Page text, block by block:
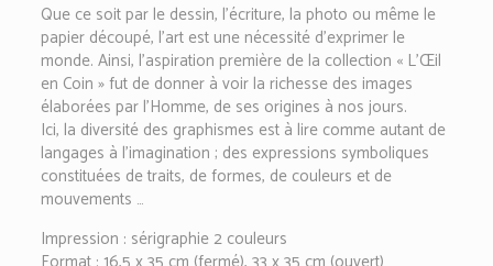
Que ce soit par le dessin, l’écriture, la photo ou même le
papier découpé, l’art est une nécessité d’exprimer le
monde. Ainsi, l’aspiration première de la collection « L’Œil
en Coin » fut de donner à voir la richesse des images
élaborées par l’Homme, de ses origines à nos jours.
Ici, la diversité des graphismes est à lire comme autant de
langages à l’imagination ; des expressions symboliques
constituées de traits, de formes, de couleurs et de
mouvements …
Impression : sérigraphie 2 couleurs